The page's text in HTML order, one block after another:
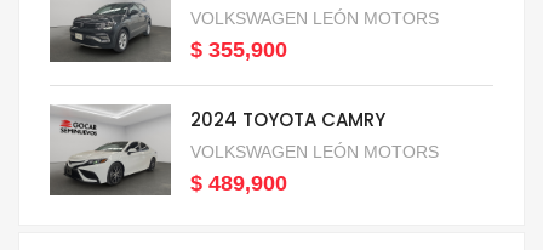
VOLKSWAGEN LEÓN MOTORS
$ 355,900
2024 TOYOTA CAMRY
VOLKSWAGEN LEÓN MOTORS
$ 489,900